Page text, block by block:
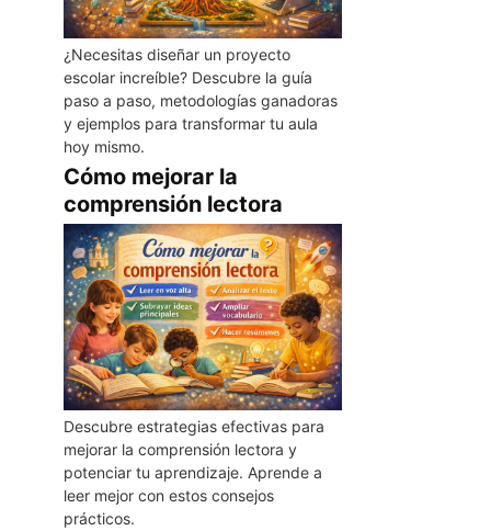
¿Necesitas diseñar un proyecto
escolar increíble? Descubre la guía
paso a paso, metodologías ganadoras
y ejemplos para transformar tu aula
hoy mismo.
Cómo mejorar la
comprensión lectora
Descubre estrategias efectivas para
mejorar la comprensión lectora y
potenciar tu aprendizaje. Aprende a
leer mejor con estos consejos
prácticos.